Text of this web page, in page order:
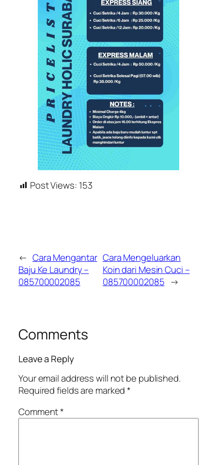
Post Views: 153
← Cara Mengantar
Baju Ke Laundry –
085700002085
Cara Mengeluarkan
Koin dari Mesin Cuci –
085700002085 →
Comments
Leave a Reply
Your email address will not be published.
Required fields are marked*
Comment*